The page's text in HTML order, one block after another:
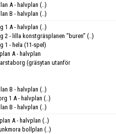
A - halvplan (..)
B - halvplan (..)
1 A - halvplan (..)
2 - lilla konstgräsplanen "buren" (..)
1 - hela (11-spel)
A - halvplan
(gräsytan utanför
B - halvplan (..)
1 A - halvplan (..)
B - halvplan (..)
A - halvplan (..)
bollplan (..)